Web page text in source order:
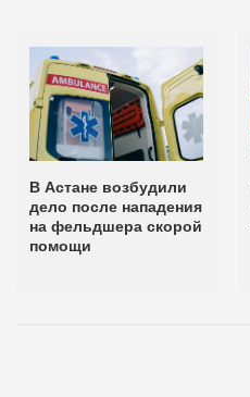
В Астане возбудили
дело после нападения
на фельдшера скорой
помощи